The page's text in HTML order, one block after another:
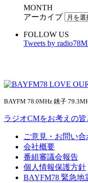
MONTH
アーカイブ
FOLLOW US
Tweets by
BAYFM 78.0MHz 銚子
ラジオCMをお考えの
ご意見・お問い合
会社概要
番組審議会報告
個人情報保護方針
BAYFM78 緊急地